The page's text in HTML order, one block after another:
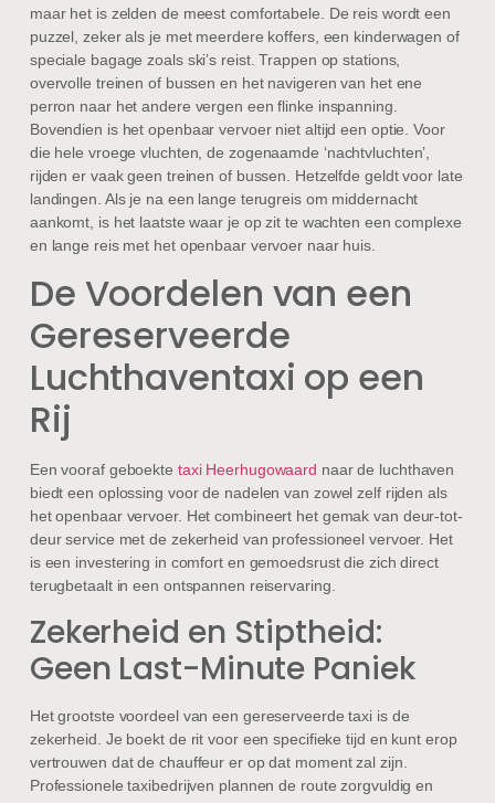
maar het is zelden de meest comfortabele. De reis wordt een
puzzel, zeker als je met meerdere koffers, een kinderwagen of
speciale bagage zoals ski’s reist. Trappen op stations,
overvolle treinen of bussen en het navigeren van het ene
perron naar het andere vergen een flinke inspanning.
Bovendien is het openbaar vervoer niet altijd een optie. Voor
die hele vroege vluchten, de zogenaamde ‘nachtvluchten’,
rijden er vaak geen treinen of bussen. Hetzelfde geldt voor late
landingen. Als je na een lange terugreis om middernacht
aankomt, is het laatste waar je op zit te wachten een complexe
en lange reis met het openbaar vervoer naar huis.
De Voordelen van een
Gereserveerde
Luchthaventaxi op een
Rij
Een vooraf geboekte taxi Heerhugowaard naar de luchthaven
biedt een oplossing voor de nadelen van zowel zelf rijden als
het openbaar vervoer. Het combineert het gemak van deur-tot-
deur service met de zekerheid van professioneel vervoer. Het
is een investering in comfort en gemoedsrust die zich direct
terugbetaalt in een ontspannen reiservaring.
Zekerheid en Stiptheid:
Geen Last-Minute Paniek
Het grootste voordeel van een gereserveerde taxi is de
zekerheid. Je boekt de rit voor een specifieke tijd en kunt erop
vertrouwen dat de chauffeur er op dat moment zal zijn.
Professionele taxibedrijven plannen de route zorgvuldig en